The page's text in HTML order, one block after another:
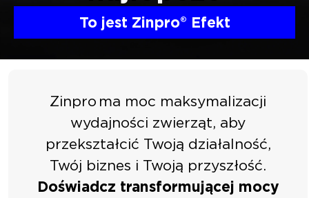
To jest Zinpro® Efekt
Zinpro ma moc maksymalizacji
wydajności zwierząt, aby
przekształcić Twoją działalność,
Twój biznes i Twoją przyszłość.
Doświadcz transformującej mocy